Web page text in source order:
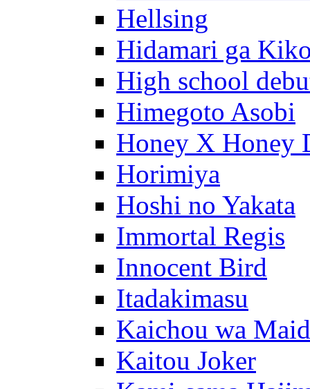
Hellsing
Hidamari ga
High school
Himegoto Asobi
Honey X Honey
Horimiya
Hoshi no Yakata
Immortal Regis
Innocent Bird
Itadakimasu
Kaichou wa
Kaitou Joker